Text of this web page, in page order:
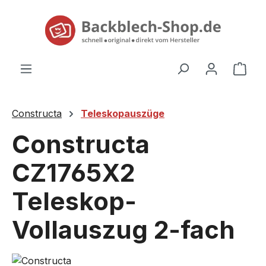
springen
Constructa Teleskopauszüge
Constructa
CZ1765X2
Teleskop-
Vollauszug 2-fach